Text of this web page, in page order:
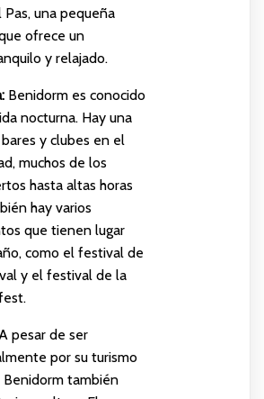
una pequeña
ofrece un
y relajado.
Benidorm es conocido
nocturna. Hay una
y clubes en el
muchos de los
hasta altas horas
hay varios
que tienen lugar
como el festival de
y el festival de la
pesar de ser
por su turismo
también